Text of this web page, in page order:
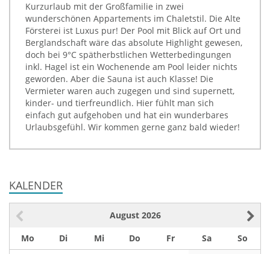
Kurzurlaub mit der Großfamilie in zwei
wunderschönen Appartements im Chaletstil. Die Alte
Försterei ist Luxus pur! Der Pool mit Blick auf Ort und
Berglandschaft wäre das absolute Highlight gewesen,
doch bei 9°C spätherbstlichen Wetterbedingungen
inkl. Hagel ist ein Wochenende am Pool leider nichts
geworden. Aber die Sauna ist auch Klasse! Die
Vermieter waren auch zugegen und sind supernett,
kinder- und tierfreundlich. Hier fühlt man sich
einfach gut aufgehoben und hat ein wunderbares
Urlaubsgefühl. Wir kommen gerne ganz bald wieder!
KALENDER
August 2026
Mo
Di Mi Do Fr Sa
So